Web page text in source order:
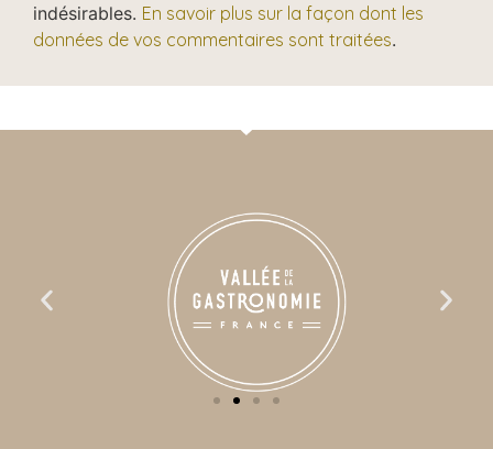
indésirables. En savoir plus sur la façon dont les
données de vos commentaires sont traitées.